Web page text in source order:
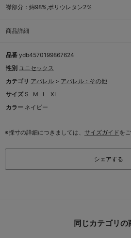
襟部分：綿98%,ポリウレタン2％
商品詳細
品番 ydb4570199867624
性別 ユニセックス
カテゴリ アパレル > アパレル：その他
サイズ S M L
XL
カラー ネイビー
※採寸の詳細につきましては、 サイズガイドを
シェアする
同じカテゴリの